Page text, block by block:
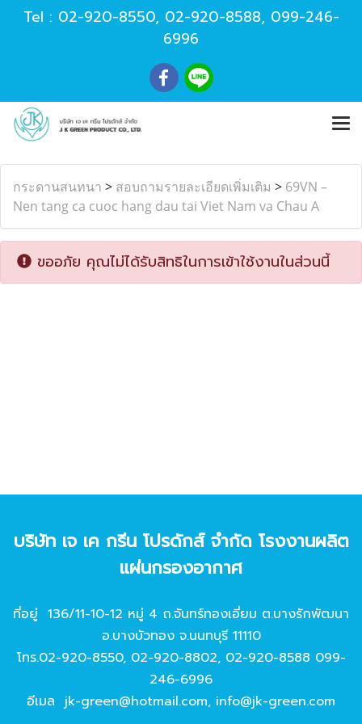
Tel : 02-920-8550, 02-920-8588, 099-246-
6996
กระดานสนทนา > สอบถามรายละเอียดเพิ่มเติม > 69VN –
Nen tang ca cuoc hang dau tai Viet Nam va Chau A
ขออภัย คุณไม่ได้รับสิทธิในการเข้าใช้งานในส่วนนี้
บริษัท เจ เค กรีน โปรดักส์ จํากัด โรงงานผลิต
แผ่นกรองอากาศ
ที่อยู่ 136/11-10-12 หมู่ 4 ถ.จันทร์ทองเอี่ยม ต.บางรักพัฒนา
อ.บางบัวทอง จ.นนทบุรี 11110
โทร.02-920-8550, 02-920-8802, 02-920-8588 099-
246-6996
อีเมล jk-green@hotmail.com, info@jk-green.com